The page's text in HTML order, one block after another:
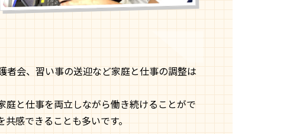
者会、習い事の送迎など家庭と仕事の調整は
と仕事を両立しながら働き続けることがで
感できることも多いです。